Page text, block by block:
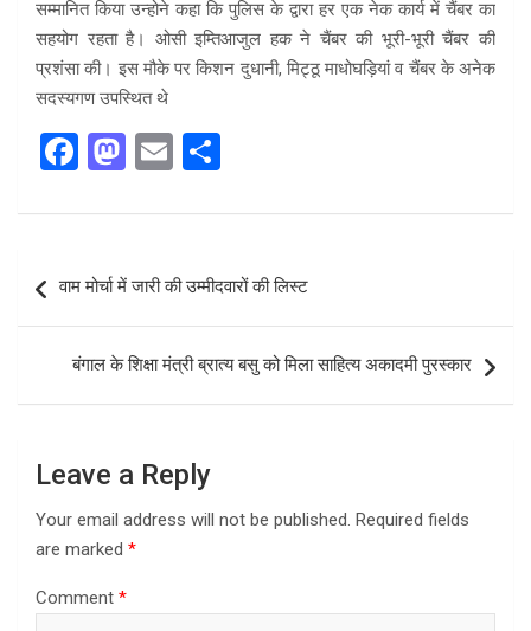
सम्मानित किया उन्होने कहा कि पुलिस के द्वारा हर एक नेक कार्य में चैंबर का
सहयोग रहता है। ओसी इम्तिआजुल हक ने चैंबर की भूरी-भूरी चैंबर की
प्रशंसा की। इस मौके पर किशन दुधानी, मिट्ठू माधोघड़ियां व चैंबर के अनेक
सदस्यगण उपस्थित थे
F
ce
b
o
o
k
M
st
o
d
o
n
E
ail ar
navigation
वाम मोर्चा में जारी की उम्मीदवारों की लिस्ट
बंगाल के शिक्षा मंत्री ब्रात्य बसु को मिला साहित्य अकादमी पुरस्कार
Leave a Reply
Your email address will not be published. Required fields
are marked *
Comment *